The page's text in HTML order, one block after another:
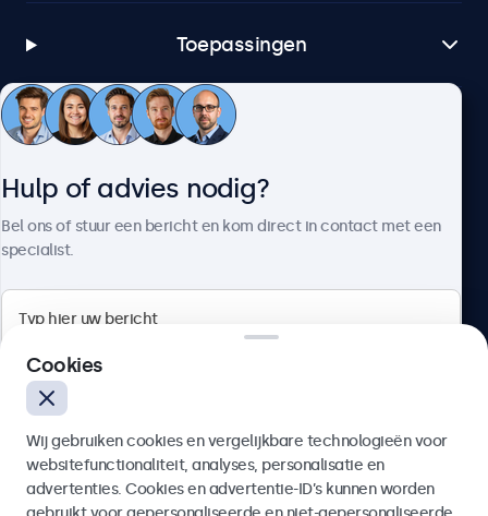
Toepassingen
Klantenservice
4.8/5 door 5000+ bedrijven
Nederlands
Hulp of advies nodig?
Bel ons of stuur een bericht en kom direct in contact met een
specialist.
Cookies
Wij gebruiken cookies en vergelijkbare technologieën voor
websitefunctionaliteit, analyses, personalisatie en
advertenties. Cookies en advertentie-ID’s kunnen worden